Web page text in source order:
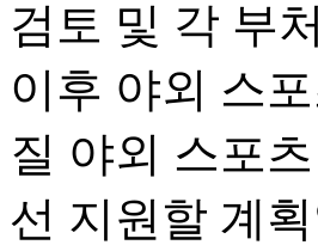
검토 및 각 부
이후 야외 스
질 야외 스포
선 지원할 계